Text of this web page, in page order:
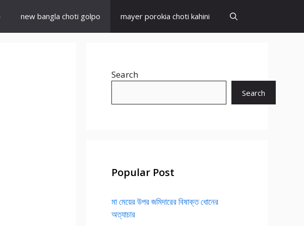
new bangla choti golpo mayer porokia choti kahini
Search
Search
Popular Post
মা মেয়ের উপর জমিদারের বিষাক্ত ধোনের
অত্যাচার